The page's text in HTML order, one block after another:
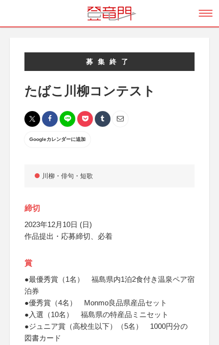
募集終了
たばこ川柳コンテスト
Googleカレンダーに追加
川柳・俳句・短歌
締切
2023年12月10日 (日)
作品提出・応募締切、必着
賞
●最優秀賞（1名） 福島県内1泊2食付き温泉ペア宿
泊券
●優秀賞（4名） Monmo良品県産品セット
●入選（10名） 福島県の特産品ミニセット
●ジュニア賞（高校生以下）（5名） 1000円分の
図書カード